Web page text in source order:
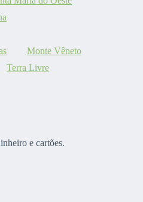
Monte Vêneto
Terra Livre
e cartões.